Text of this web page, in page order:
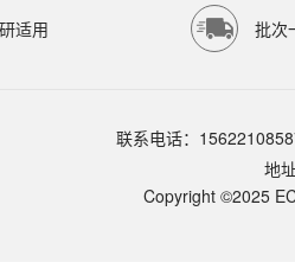
一般生物科研试剂建议在2-8℃或-
品一般1-3个工作日内发货。如遇缺
适用 批次
联系电话：
地
Copyright ©2025